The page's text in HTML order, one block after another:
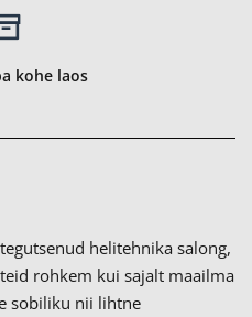
kohe laos
helitehnika salong,
rohkem kui sajalt maailma
sobiliku nii lihtne